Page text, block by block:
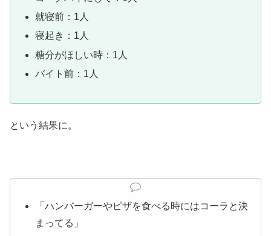
就寝前：1人
寝起き：1人
糖分がほしい時：1人
バイト前：1人
という結果に。
「ハンバーガーやピザを食べる時にはコーラと決
まってる」